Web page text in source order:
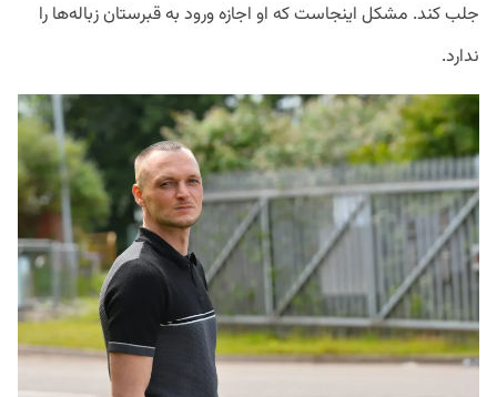
جلب کند. مشکل اینجاست که او اجازه ورود به قبرستان زباله‌ها را
ندارد.